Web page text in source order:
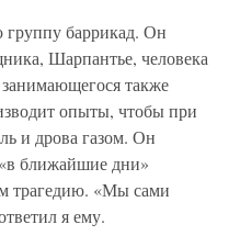
группу баррикад. Он
Шарпантье, человека
также
опыты, чтобы при
и дрова газом. Он
ближайшие дни»
трагедию. «Мы сами
я ему.